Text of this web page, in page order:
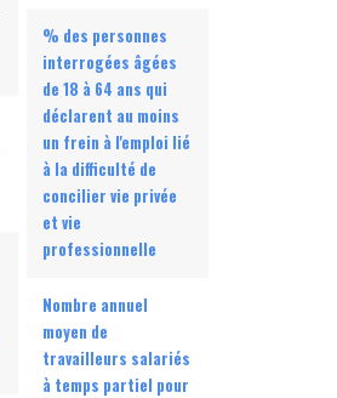
% des personnes
interrogées âgées
de 18 à 64 ans qui
déclarent au moins
un frein à l'emploi lié
à la difficulté de
concilier vie privée
et vie
professionnelle
Nombre annuel
moyen de
travailleurs salariés
à temps partiel pour